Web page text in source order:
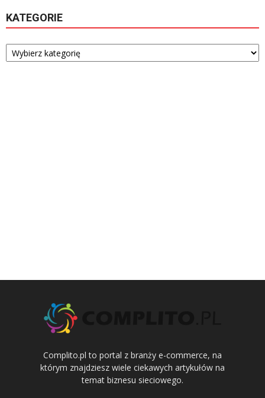
KATEGORIE
Kategorie
Complito.pl to portal z branży e-commerce, na
którym znajdziesz wiele ciekawych artykułów na
temat biznesu sieciowego.